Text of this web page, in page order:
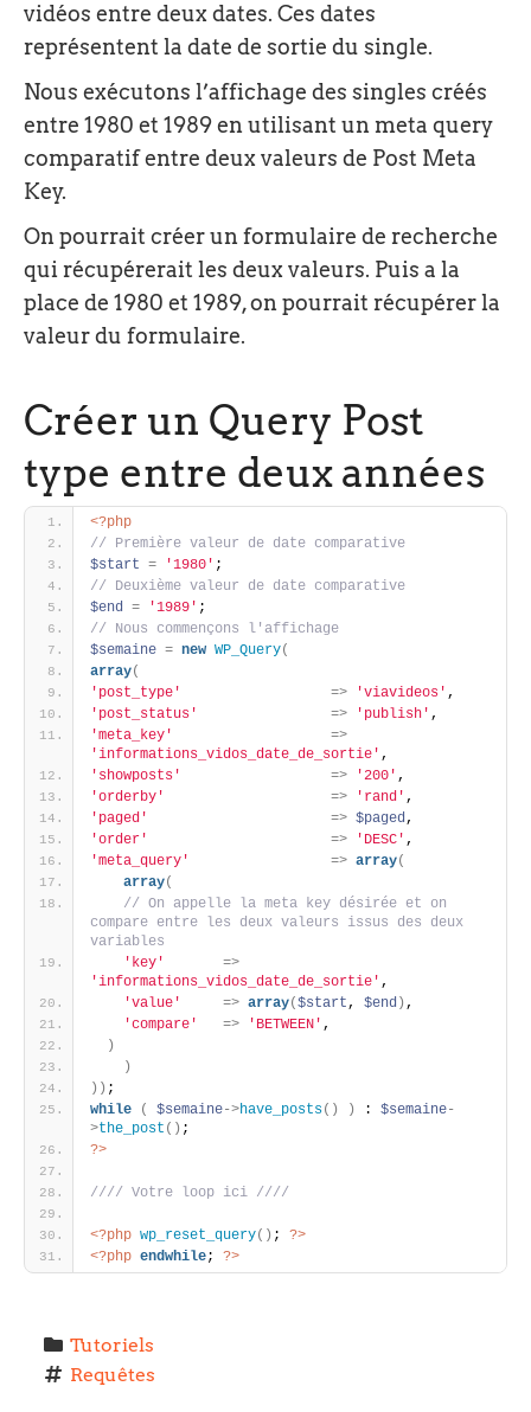
vidéos entre deux dates. Ces dates
représentent la date de sortie du single.
Nous exécutons l’affichage des singles créés
entre 1980 et 1989 en utilisant un meta query
comparatif entre deux valeurs de Post Meta
Key.
On pourrait créer un formulaire de recherche
qui récupérerait les deux valeurs. Puis a la
place de 1980 et 1989, on pourrait récupérer la
valeur du formulaire.
Créer un Query Post
type entre deux années
<?php
// Première valeur de date comparative
$start = '1980' ;
// Deuxième valeur de date comparative
$end = '1989' ;
// Nous commençons l'affichage
$semaine = new WP_Query(
array(
'post_type'
=> 'viavideos' ,
'post_status'
=> 'publish' ,
'meta_key'
=>
'informations_vidos_date_de_sortie' ,
'showposts'
=> '200' ,
'orderby'
=> 'rand' ,
'paged'
=> $paged,
'order'
=> 'DESC' ,
'meta_query'
=> array(
array(
// On appelle la meta key désirée et on
compare entre les deux valeurs issus des deux
variables
'key'
=>
'informations_vidos_date_de_sortie' ,
'value'
=> array($start, $end ) ,
'compare'
=> 'BETWEEN' ,
)
)
) ) ;
while
( $semaine->have_posts( ) ) : $semaine-
>the_post ( ) ;
?>
//// Votre loop ici ////
<?php wp_reset_query( ) ; ?>
<?php endwhile; ?>
Tutoriels
Requêtes